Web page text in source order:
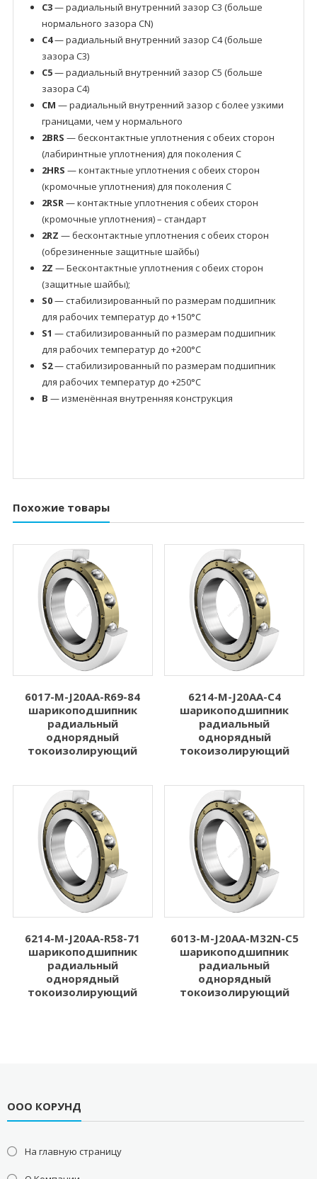
C3— радиальный внутренний зазор C3 (больше
нормального зазора CN)
C4— радиальный внутренний зазор C4 (больше
зазора C3)
C5— радиальный внутренний зазор C5 (больше
зазора C4)
CM — радиальный внутренний зазор с более узкими
границами, чем у нормального
2BRS — бесконтактные уплотнения с обеих сторон
(лабиринтные уплотнения) для поколения C
2HRS — контактные уплотнения с обеих сторон
(кромочные уплотнения) для поколения C
2RSR— контактные уплотнения с обеих сторон
(кромочные уплотнения) – стандарт
2RZ — бесконтактные уплотнения с обеих сторон
(обрезиненные защитные шайбы)
2Z — Бесконтактные уплотнения с обеих сторон
(защитные шайбы);
S0— стабилизированный по размерам подшипник
для рабочих температур до +150°C
S1 — стабилизированный по размерам подшипник
для рабочих температур до +200°C
S2— стабилизированный по размерам подшипник
для рабочих температур до +250°C
B — изменённая внутренняя конструкция
Похожие товары
6017-M-J20AA-R69-84
шарикоподшипник
радиальный
однорядный
токоизолирующий
6214-M-J20AA-C4
шарикоподшипник
радиальный
однорядный
токоизолирующий
6214-M-J20AA-R58-71
шарикоподшипник
радиальный
однорядный
токоизолирующий
6013-M-J20AA-M32N-C5
шарикоподшипник
радиальный
однорядный
токоизолирующий
ООО КОРУНД
На главную страницу